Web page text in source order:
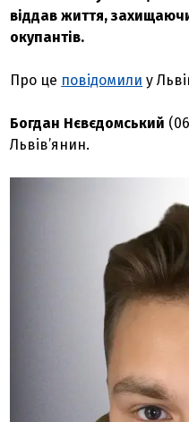
віддав життя,
окупантів.
Про це повідомили у
Богдан Нєвєдомський
Львів’янин.